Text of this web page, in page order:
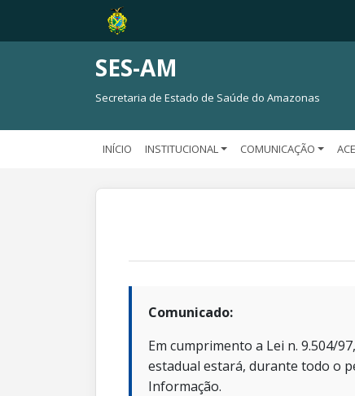
SES-AM
Secretaria de Estado de Saúde do Amazonas
INÍCIO INSTITUCIONAL COMUNICAÇÃO
Comunicado:
Em cumprimento a Lei n. 9.504/
estadual estará, durante todo o
Informação.